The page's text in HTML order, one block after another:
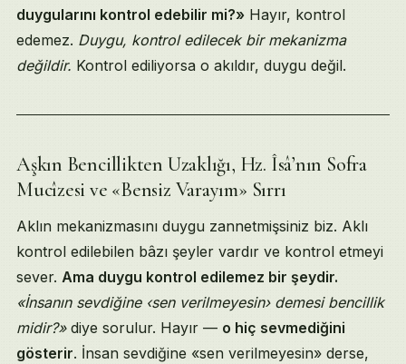
duygularını kontrol edebilir mi?» Hayır, kontrol
edemez. Duygu, kontrol edilecek bir mekanizma
değildir. Kontrol ediliyorsa o akıldır, duygu değil.
Aşkın Bencillikten Uzaklığı, Hz. Îsâ’nın Sofra
Mucîzesi ve «Bensiz Varayım» Sırrı
Aklın mekanizmasını duygu zannetmişsiniz biz. Aklı
kontrol edilebilen bâzı şeyler vardır ve kontrol etmeyi
sever. Ama duygu kontrol edilemez bir şeydir.
«İnsanın sevdiğine ‹sen verilmeyesin› demesi bencillik
midir?»diye sorulur. Hayır — o hiç sevmediğini
gösterir. İnsan sevdiğine «sen verilmeyesin» derse,